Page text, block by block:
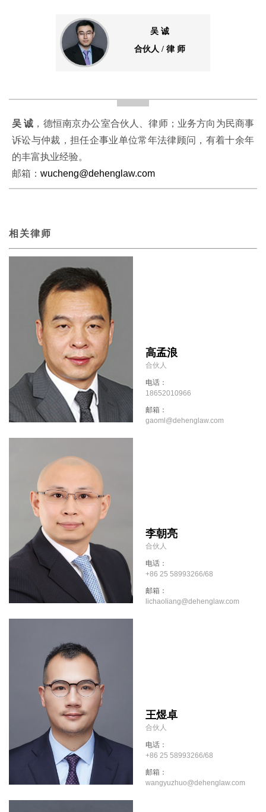
吴 诚
合伙人 / 律 师
吴 诚 ，德恒南京办公室合伙人、律师；业务方向为民商事
诉讼与仲裁，担任企事业单位常年法律顾问，有着十余年
的丰富执业经验。
邮箱： wucheng@dehenglaw.com
相关律师
高孟浪
合伙人
电话：
18652010966
邮箱：
gaoml@dehenglaw.com
李朝亮
合伙人
电话：
+86 25 58993266/68
邮箱：
lichaoliang@dehenglaw.com
王煜卓
合伙人
电话：
+86 25 58993266/68
邮箱：
wangyuzhuo@dehenglaw.com